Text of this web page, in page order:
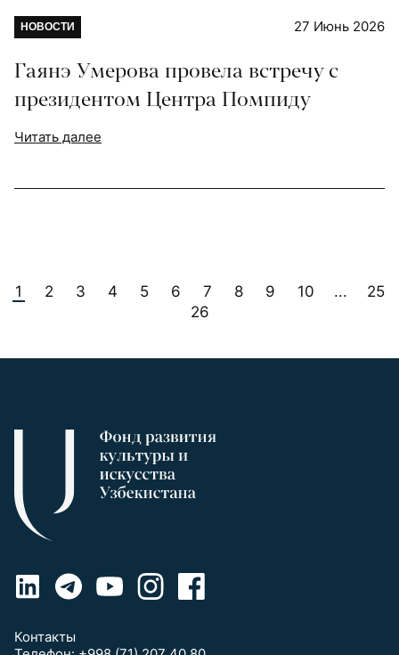
НОВОСТИ 27 Июнь 2026
Гаянэ Умерова провела встречу с
президентом Центра Помпиду
Читать далее
1 2 3 4 5 6 7 8 9 10 ...
25
26
Контакты